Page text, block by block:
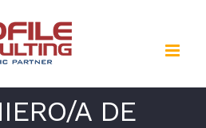
A DE